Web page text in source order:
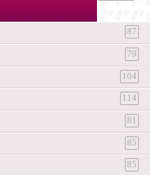
87
79
104
114
81
85
85